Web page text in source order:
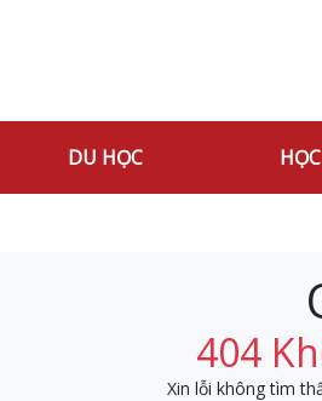
DU HỌC
404
Xin lỗi không tìm